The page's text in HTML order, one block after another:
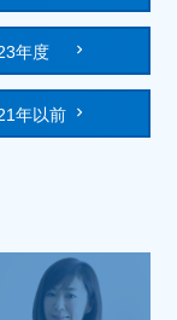
年度
年以前